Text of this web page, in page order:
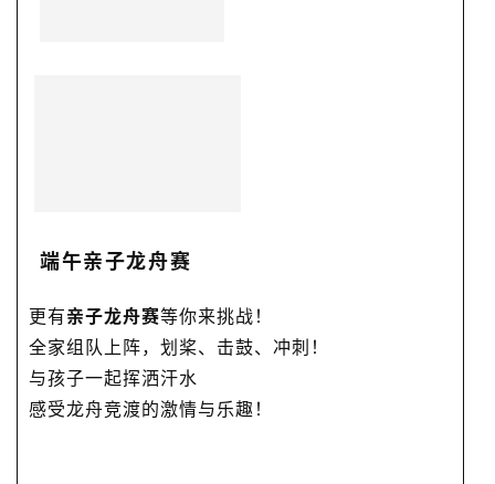
端午亲子龙舟赛
更有亲子龙舟赛等你来挑战！
全家组队上阵，划桨、击鼓、冲刺！
与孩子一起挥洒汗水
感受龙舟竞渡的激情与乐趣！